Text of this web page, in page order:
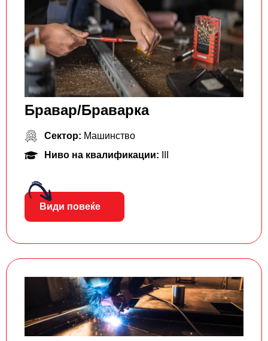
Бравар/Браварка
Сектор: Машинство
Ниво на квалификации:
Види повеќе